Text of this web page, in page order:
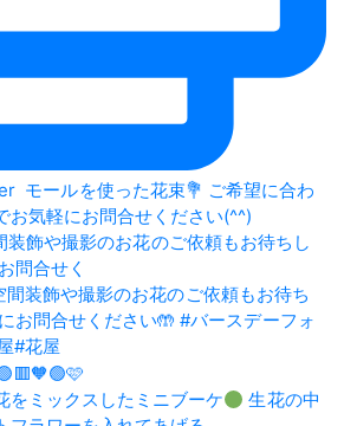
装飾や撮影のお花のご依頼もお待ちし
問合せく
をミックスしたミニブーケ
生花の中